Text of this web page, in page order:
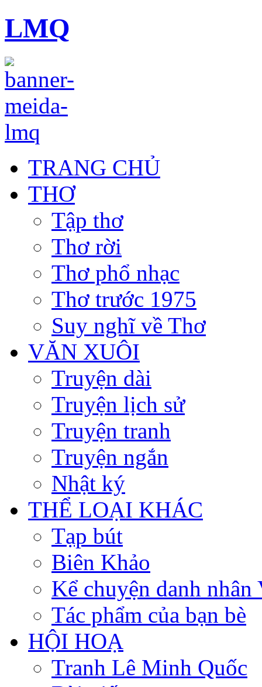
LMQ
TRANG CHỦ
THƠ
Tập thơ
Thơ rời
Thơ phổ nhạc
Thơ trước 1975
Suy nghĩ về Thơ
VĂN XUÔI
Truyện dài
Truyện lịch sử
Truyện tranh
Truyện ngắn
Nhật ký
THỂ LOẠI KHÁC
Tạp bút
Biên Khảo
Kể chuyện danh nhân
Tác phẩm của bạn bè
HỘI HOẠ
Tranh Lê Minh Quốc